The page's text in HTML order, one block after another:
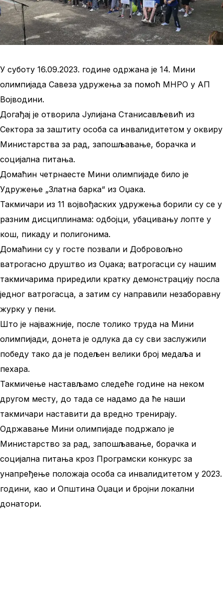
У суботу 16.09.2023. године одржана је 14. Мини
олимпијада Савеза удружења за помоћ МНРО у АП
Војводини.
Догађај је отворила Јулијана Станисављевић из
Сектора за заштиту особа са инвалидитетом у оквиру
Министарства за рад, запошљавање, борачка и
социјална питања.
Домаћин четрнаесте Мини олимпијаде било је
Удружење „Златна барка“ из Оџака.
Такмичари из 11 војвођаских удружења борили су се у
разним дисциплинама: одбојци, убацивању лопте у
кош, пикаду и полигонима.
Домаћини су у госте позвали и Добровољно
ватрогасно друштво из Оџака; ватрогасци су нашим
такмичарима приредили кратку демонстрацију посла
једног ватрогасца, а затим су направили незаборавну
журку у пени.
Што је најважније, после толико труда на Мини
олимпијади, донета је одлука да су сви заслужили
победу тако да је подељен велики број медаља и
пехара.
Такмичење настављамо следеће године на неком
другом месту, до тада се надамо да ће наши
такмичари наставити да вредно тренирају.
Одржавање Мини олимпијаде подржало је
Министарство за рад, запошљавање, борачка и
социјална питања кроз Програмски конкурс за
унапређење положаја особа са инвалидитетом у 2023.
години, као и Општина Оџаци и бројни локални
донатори.